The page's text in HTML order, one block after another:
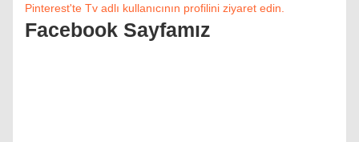
Pinterest'te Tv adlı kullanıcının profilini ziyaret edin.
Facebook Sayfamız